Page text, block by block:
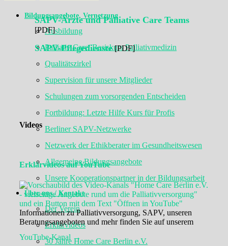
Bildungsangebote, Vernetzung
Ausbildung
Palliativ Care/ Basiskurs Palliativmedizin
Qualitätszirkel
Supervision für unsere Mitglieder
Schulungen zum vorsorgenden Entscheiden
Fortbildung: Letzte Hilfe Kurs für Profis
Berliner SAPV-Netzwerke
Netzwerk der Ethikberater im Gesundheitswesen
Allgemeine Bildungsangebote
Unsere Kooperationspartner in der Bildungsarbeit
Über uns / Kontakt
Der Verein
Erklärvideos
30 Jahre Home Care Berlin e.V.
SAPV-Ärzte und Palliative Care Teams
[PDF]
SAPV-Pflegedienste[PDF]
Videos
Erklärvideos auf YouTube
Informationen zu Palliativversorgung, SAPV, unseren
Beratungsangeboten und mehr finden Sie auf unserem
YouTube-Kanal →